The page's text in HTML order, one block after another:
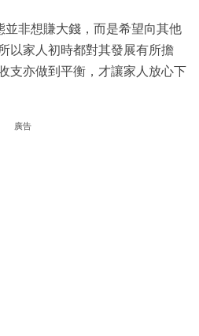
非想賺大錢，而是希望向其他
以家人初時都對其發展有所擔
支亦做到平衡，才讓家人放心下
廣告